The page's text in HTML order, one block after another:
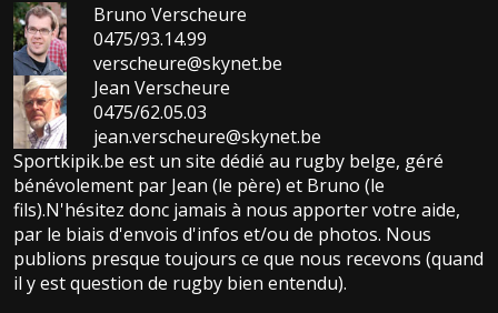
Bruno Verscheure
0475/93.14.99
verscheure@skynet.be
Jean Verscheure
0475/62.05.03
jean.verscheure@skynet.be
Sportkipik.be est un site dédié au rugby belge, géré
bénévolement par Jean (le père) et Bruno (le
fils).N'hésitez donc jamais à nous apporter votre aide,
par le biais d'envois d'infos et/ou de photos. Nous
publions presque toujours ce que nous recevons (quand
il y est question de rugby bien entendu).